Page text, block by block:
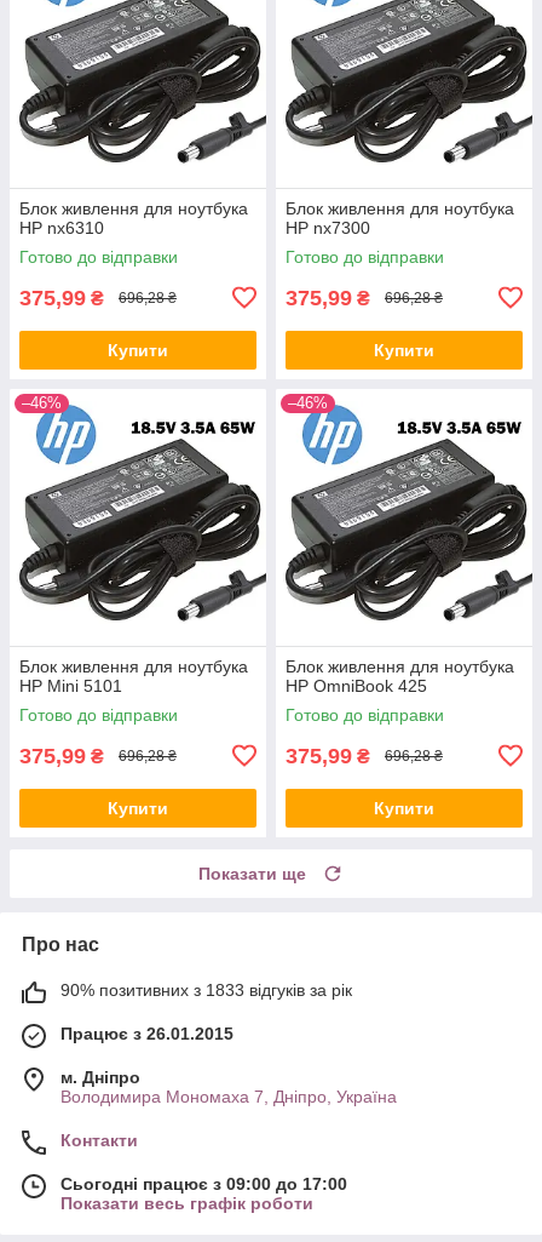
Блок живлення для ноутбука
HP nx6310
Готово до відправки
375,99 ₴ 696,28 ₴
Купити
Блок живлення для ноутбука
HP nx7300
Готово до відправки
375,99 ₴ 696,28 ₴
Купити
–46%
Блок живлення для ноутбука
HP Mini 5101
Готово до відправки
375,99 ₴ 696,28 ₴
Купити
–46%
Блок живлення для ноутбука
HP OmniBook 425
Готово до відправки
375,99 ₴ 696,28 ₴
Купити
Показати ще
Про нас
90% позитивних з 1833 відгуків за рік
Працює з 26.01.2015
м. Дніпро
Володимира Мономаха 7, Дніпро, Україна
Контакти
Сьогодні працює з 09:00 до 17:00
Показати весь графік роботи